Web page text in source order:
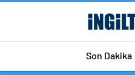
Son Dakika